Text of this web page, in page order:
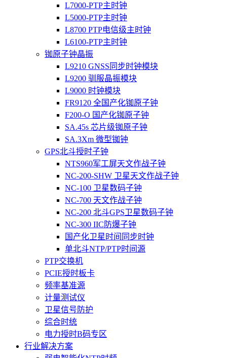
L7000-PTP主时钟
L5000-PTP主时钟
L8700 PTP电信级主时钟
L6100-PTP主时钟
铷原子钟晶振
L9210 GNSS同步时钟模块
L9200 驯服晶振模块
L9000 时钟模块
FR9120 全国产化铷原子钟
F200-O 国产化铷原子钟
SA.45s 芯片级铷原子钟
SA.3Xm 微型铷钟
GPS北斗授时子钟
NTS960军工屏天文作战子钟
NC-200-SHW 卫星天文作战子钟
NC-100 卫星数码子钟
NC-700 天文作战子钟
NC-200 北斗GPS卫星数码子钟
NC-300 IIC防爆子钟
国产化卫星时间同步时钟
单北斗NTP/PTP时间源
PTP交换机
PCIE授时板卡
频率基准源
计量测试仪
卫星信号防护
综合时统
电力授时B码专区
行业解决方案